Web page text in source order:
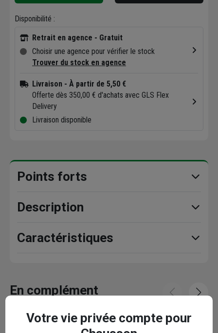
Disponibilité :
Retrait en agence - Gratuit
Choisir une agence pour vérifier le stock
Trouver du stock en agence
Livraison - À partir de 5,50 €
Offerte dès 350,00 € d'achats avec GLS Flex
Delivery
Livraison disponible
Points forts
Description
Caractéristiques
En complément
Votre vie privée compte pour